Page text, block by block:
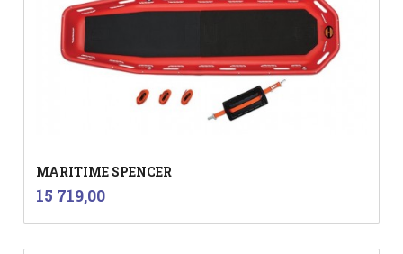
MARITIME SPENCER
Pris
15 719,00